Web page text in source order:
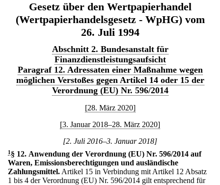
Gesetz über den Wertpapierhandel
(Wertpapierhandelsgesetz - WpHG) vom
26. Juli 1994
Abschnitt 2. Bundesanstalt für
Finanzdienstleistungsaufsicht
Paragraf 12. Adressaten einer Maßnahme wegen
möglichen Verstoßes gegen Artikel 14 oder 15 der
Verordnung (EU) Nr. 596/2014
[28. März 2020]
[3. Januar 2018–28. März 2020]
[2. Juli 2016–3. Januar 2018]
1 § 12. Anwendung der Verordnung (EU) Nr. 596/2014 auf
Waren, Emissionsberechtigungen und ausländische
Zahlungsmittel. Artikel 15 in Verbindung mit Artikel 12 Absatz
1 bis 4 der Verordnung (EU) Nr. 596/2014 gilt entsprechend für